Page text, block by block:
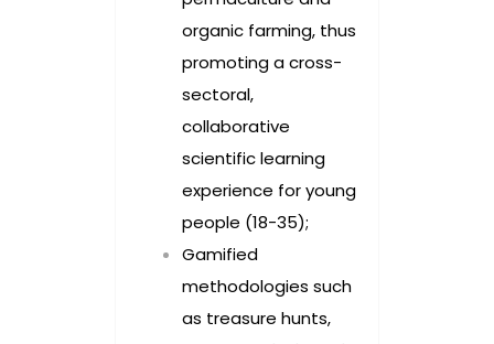
organic farming, thus
promoting a cross-
sectoral,
collaborative
scientific learning
experience for young
people (18-35);
Gamified
methodologies such
as treasure hunts,